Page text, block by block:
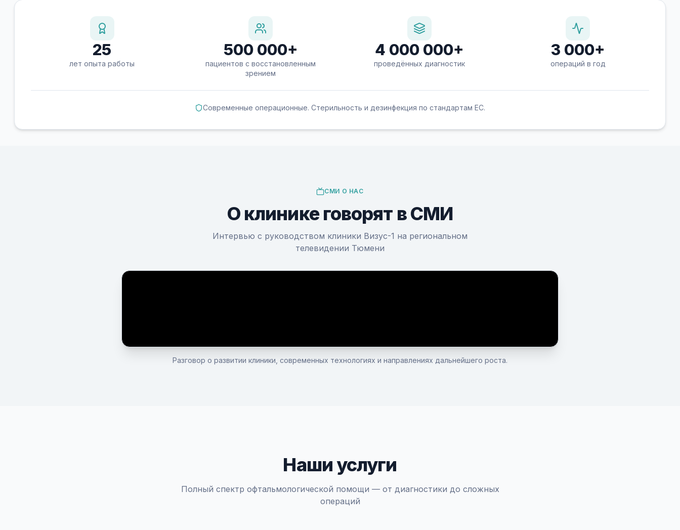
25
лет опыта работы
500 000+
пациентов с восстановленным
зрением
4 000 000+
проведённых диагностик
3 000+
операций в год
Современные операционные. Стерильность и дезинфекция по стандартам ЕС.
СМИ О НАС
О клинике говорят в СМИ
Интервью с руководством клиники Визус-1 на региональном
телевидении Тюмени
Разговор о развитии клиники, современных технологиях и направлениях дальнейшего роста.
Наши услуги
Полный спектр офтальмологической помощи — от диагностики до сложных
операций